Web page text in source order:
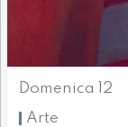
Domenica 12
Arte